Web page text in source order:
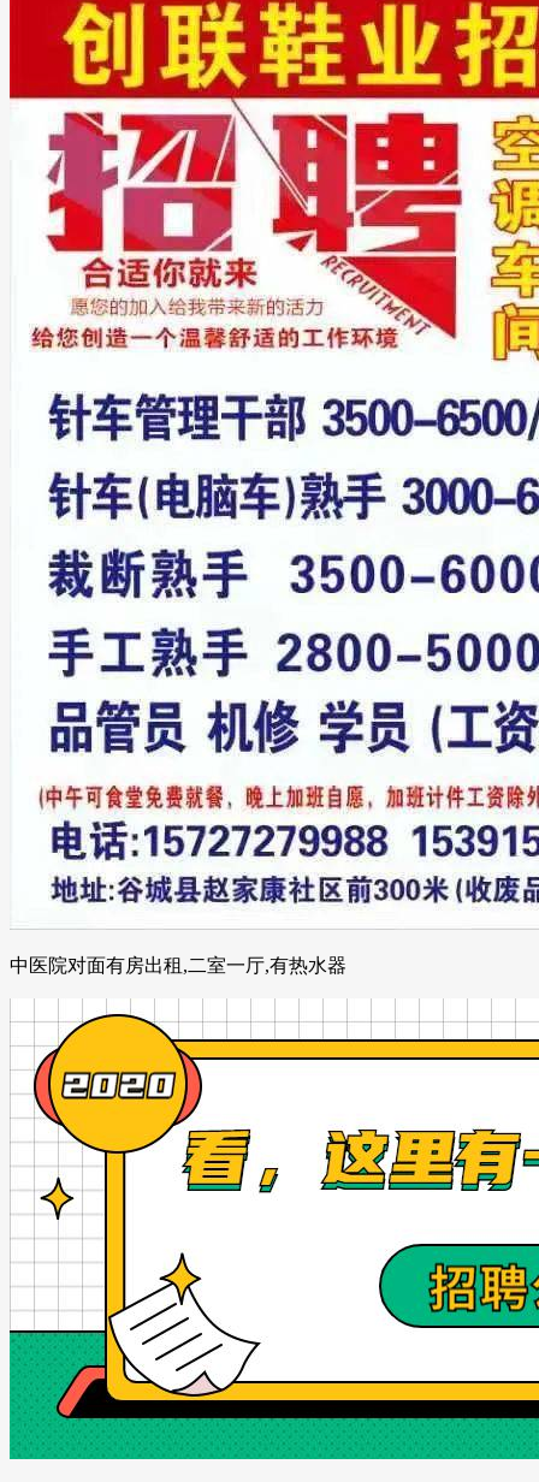
中医院对面有房出租,二室一厅,有热水器